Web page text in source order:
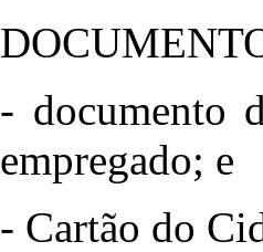
- documento
empregado; e
- Cartão do